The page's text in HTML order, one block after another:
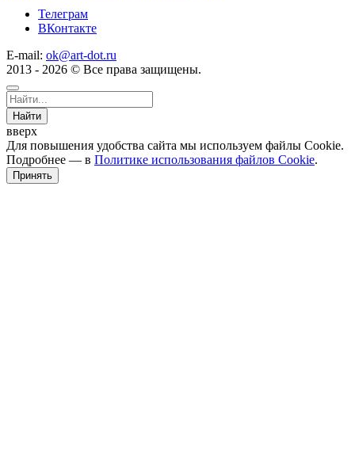
Телеграм
ВКонтакте
E-mail: ok@art-dot.ru
2013 - 2026 © Все права защищены.
Найти
вверх
Для повышения удобства сайта мы используем файлы Cookie.
Подробнее — в Политике использования файлов Cookie.
Принять